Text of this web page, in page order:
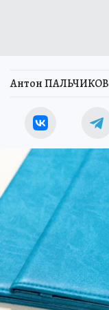
Антон ПАЛЬЧИКОВ